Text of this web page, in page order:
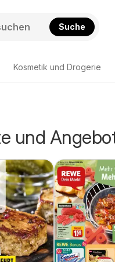
Suche
Kosmetik und Drogerie
und